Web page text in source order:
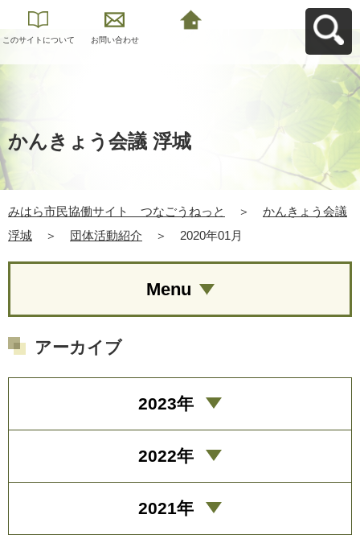
このサイトについて お問い合わせ
かんきょう会議 浮城
みはら市民協働サイト つなごうねっと ＞
かんきょう会議
浮城
＞ 団体活動紹介 ＞ 2020年01月
Menu
アーカイブ
2023年
2022年
2021年